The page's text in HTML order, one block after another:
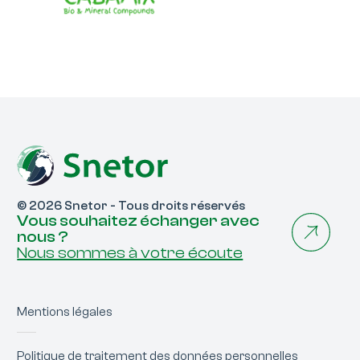
© 2026 Snetor - Tous droits réservés
Vous souhaitez échanger avec
nous ?
Nous sommes à votre écoute
Mentions légales
Politique de traitement des données personnelles